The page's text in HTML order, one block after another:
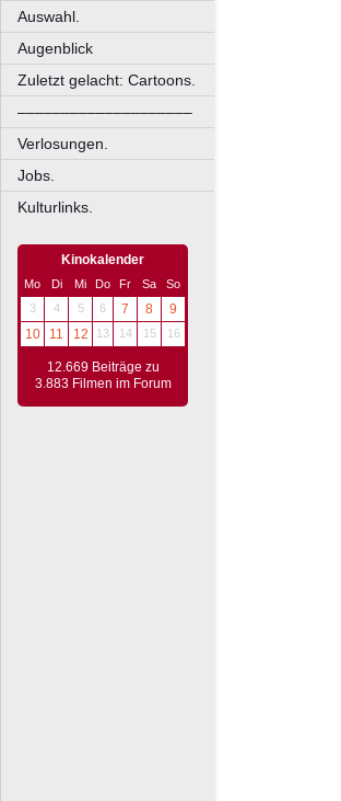
Auswahl.
Augenblick
Zuletzt gelacht: Cartoons.
––––––––––––––––––––
Verlosungen.
Jobs.
Kulturlinks.
Kinokalender
Mo Di Mi Do Fr Sa
So
3
4 5 6 7 8
9
10
11 12 13 14 15 16
12.669 Beiträge zu
3.883 Filmen im Forum